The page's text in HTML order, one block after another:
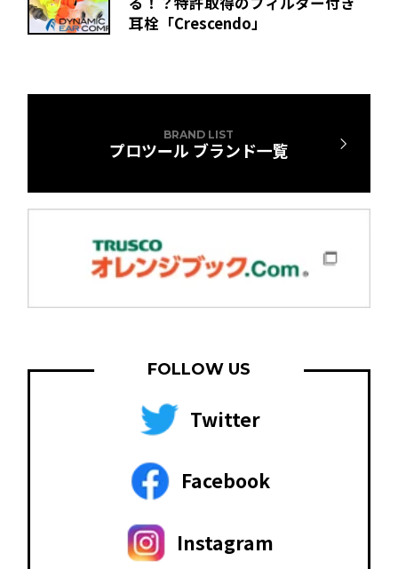
耳栓「Crescendo」
BRAND LIST
プロツール ブランド一覧
FOLLOW US
Twitter
Facebook
Instagram